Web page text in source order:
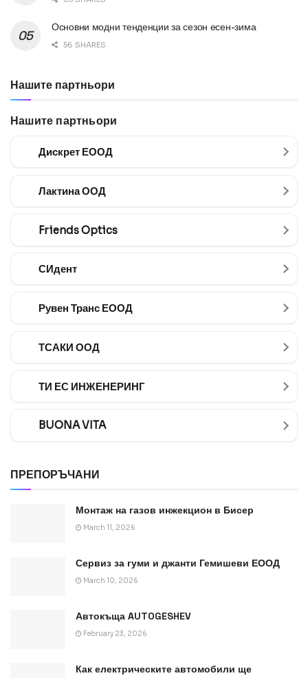
Основни модни тенденции за сезон есен-зима
56 SHARES
Нашите партньори
Нашите партньори
Дискрет ЕООД
Лактина ООД
Friends Optics
СИдент
Рувен Транс ЕООД
ТСАКИ ООД
ТИ ЕС ИНЖЕНЕРИНГ
BUONA VITA
ПРЕПОРЪЧАНИ
Монтаж на газов инжекцион в Бисер
March 11, 2026
Сервиз за гуми и джанти Гемишеви ЕООД
March 10, 2026
Автокъща AUTOGESHEV
February 23, 2026
Как електрическите автомобили ще